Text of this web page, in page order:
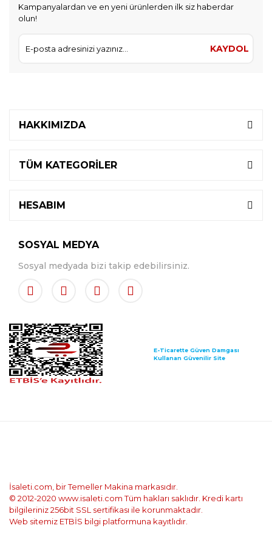
Kampanyalardan ve en yeni ürünlerden ilk siz haberdar
olun!
KAYDOL
HAKKIMIZDA
TÜM KATEGORİLER
HESABIM
SOSYAL MEDYA
Sosyal medyada bizi takip edebilirsiniz.
E-Ticarette Güven Damgası
Kullanan Güvenilir Site
İsaleti.com, bir Temeller Makina markasıdır.
© 2012-2020 www.isaleti.com Tüm hakları saklıdır. Kredi kartı
bilgileriniz 256bit SSL sertifikası ile korunmaktadır.
Web sitemiz ETBİS bilgi platformuna kayıtlıdır.